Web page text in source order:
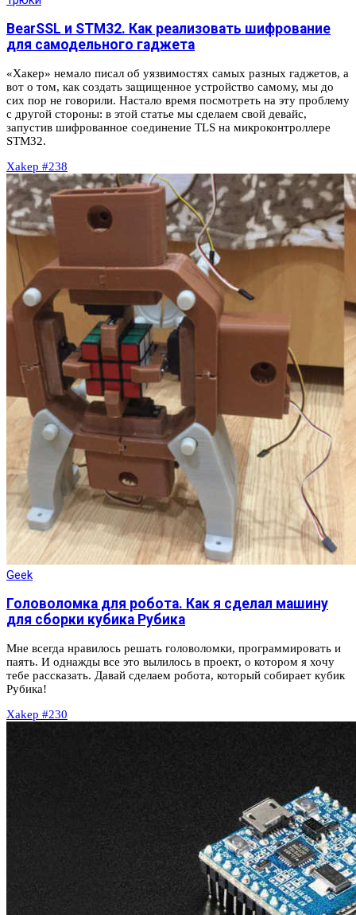
BearSSL и STM32. Как реализовать шифрование
для самодельного гаджета
«Хакер» немало писал об уязвимостях самых разных гаджетов, а
вот о том, как создать защищенное устройство самому, мы до
сих пор не говорили. Настало время посмотреть на эту проблему
с другой стороны: в этой статье мы сделаем свой девайс,
запустив шифрованное соединение TLS на микроконтроллере
STM32.
Xakep #238
Geek
Головоломка для робота. Как я сделал машину
для сборки кубика Рубика
Мне всегда нравилось решать головоломки, программировать и
паять. И однажды все это вылилось в проект, о котором я хочу
тебе рассказать. Давай сделаем робота, который собирает кубик
Рубика!
Xakep #230